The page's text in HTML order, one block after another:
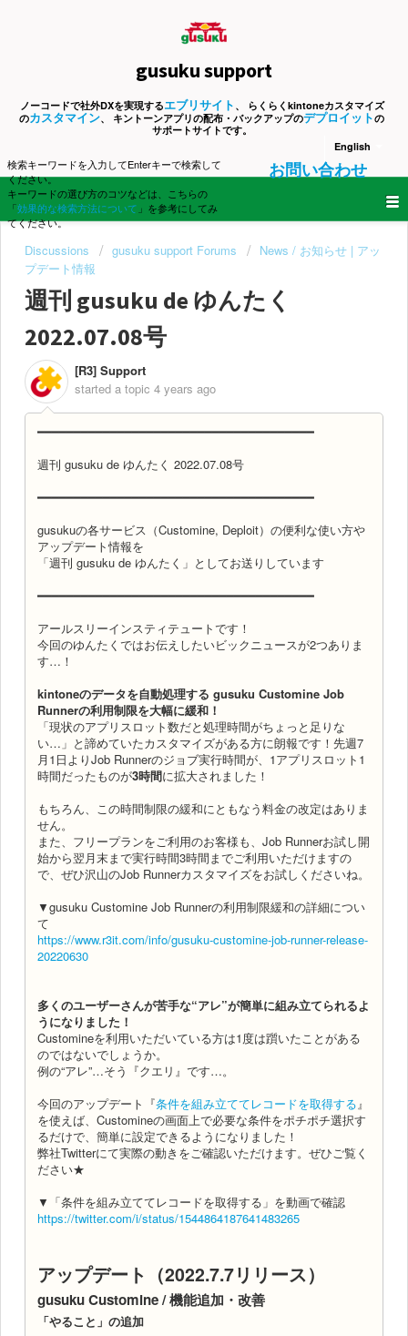
gusuku support
ノーコードで社外DXを実現するエブリサイト 、 らくらくkintoneカスタマイズ
のカスタマイン、 キントーンアプリの配布・バックアップのデプロイットの
サポートサイトです。
English
検索キーワードを入力してEnterキーで検索して
ください。
キーワードの選び方のコツなどは、こちらの
「効果的な検索方法について 」を参考にしてみ
てください。
お問い合わせ
Discussions gusuku support Forums
News / お知らせ | アッ
プデート情報
週刊 gusuku de ゆんたく
2022.07.08号
[R3] Support
started a topic 4 years ago
━━━━━━━━━━━━━━━━━━━━━━━━━━━━━━━━━━━━━━
週刊 gusuku de ゆんたく 2022.07.08号
━━━━━━━━━━━━━━━━━━━━━━━━━━━━━━━━━━━━━━
gusukuの各サービス（Customine, Deploit）の便利な使い方や
アップデート情報を
「週刊 gusuku de ゆんたく」としてお送りしています
━━━━━━━━━━━━━━━━━━━━━━━━━━━━━━━━━━━━━━
アールスリーインスティテュートです！
今回のゆんたくではお伝えしたいビックニュースが2つありま
す…！
kintoneのデータを自動処理する gusuku Customine Job
Runnerの利用制限を大幅に緩和！
「現状のアプリスロット数だと処理時間がちょっと足りな
い…」と諦めていたカスタマイズがある方に朗報です！先週7
月1日よりJob Runnerのジョブ実行時間が、1アプリスロット1
時間だったものが3時間に拡大されました！
もちろん、この時間制限の緩和にともなう料金の改定はありま
せん。
また、フリープランをご利用のお客様も、Job Runnerお試し開
始から翌月末まで実行時間3時間までご利用いただけますの
で、ぜひ沢山のJob Runnerカスタマイズをお試しくださいね。
▼gusuku Customine Job Runnerの利用制限緩和の詳細につい
て
https://www.r3it.com/info/gusuku-customine-job-runner-release-
20220630
多くのユーザーさんが苦手な“アレ”が簡単に組み立てられるよ
うになりました！
Customineを利用いただいている方は1度は躓いたことがある
のではないでしょうか。
例の“アレ”…そう『クエリ』です…。
今回のアップデート『条件を組み立ててレコードを取得する』
を使えば、Customineの画面上で必要な条件をポチポチ選択す
るだけで、簡単に設定できるようになりました！
弊社Twitterにて実際の動きをご確認いただけます。ぜひご覧く
ださい★
▼「条件を組み立ててレコードを取得する」を動画で確認
https://twitter.com/i/status/1544864187641483265
アップデート（2022.7.7リリース）
gusuku Customine / 機能追加・改善
「やること」の追加